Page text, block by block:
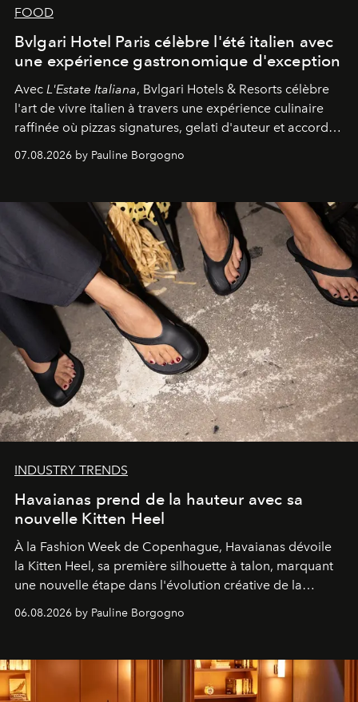
FOOD
Bvlgari Hotel Paris célèbre l'été italien avec
une expérience gastronomique d'exception
Avec L'Estate Italiana, Bvlgari Hotels & Resorts célèbre
l'art de vivre italien à travers une expérience culinaire
raffinée où pizzas signatures, gelati d'auteur et accords
d'exception composent un véritable voyage sensoriel.
07.08.2026 by Pauline Borgogno
INDUSTRY TRENDS
Havaianas prend de la hauteur avec sa
nouvelle Kitten Heel
À la Fashion Week de Copenhague, Havaianas dévoile
la Kitten Heel, sa première silhouette à talon, marquant
une nouvelle étape dans l'évolution créative de la
06.08.2026 by Pauline Borgogno